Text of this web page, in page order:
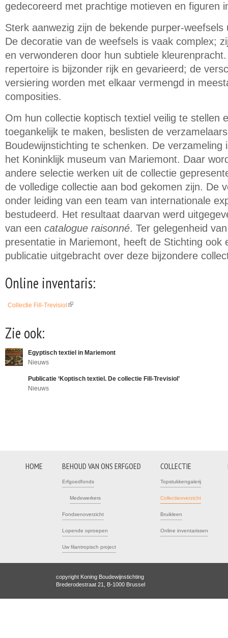
gedecoreerd met prachtige motieven en figuren
Sterk aanwezig zijn de bekende purper-
De decoratie van de weefsels is vaak complex;
en verwonderen door hun subtiele
repertoire is bijzonder rijk en gevarieerd; de
versiering worden met elkaar vermengd in
composities.
Om hun collectie koptisch textiel veilig te stellen
toegankelijk te maken, beslisten de
Boudewijnstichting te schenken. De verzameling
het Koninklijk museum van Mariemont. Daar
andere selectie werken uit de collectie
de volledige collectie aan bod gekomen zijn. De
onder leiding van een team van internationale
bestudeerd. Het resultaat daarvan werd
van een catalogue raisonné. Ter gelegenheid
presentatie in Mariemont, heeft de Stichting ook
publicatie uitgebracht over deze bijzondere
Online inventaris:
Collectie Fill-Trevisiol (link is external)
Zie ook:
Egyptisch textiel in Mariemont
Nieuws
Publicatie ‘Koptisch textiel. De collectie Fill-Trevisiol’
Nieuws
HOME BEHOUD VAN ONS ERFGOED
Erfgoedfonds
Medewerkers
Fondsenoverzicht
Lopende oproepen
Uw filantropisch project
COLLECTIE
Topstukkengalerij
Collectieoverzicht
Bruikleen
Online inventarissen
copyright Koning Boudewijnstichting
Brederodestraat 21, B-1000 Brussel